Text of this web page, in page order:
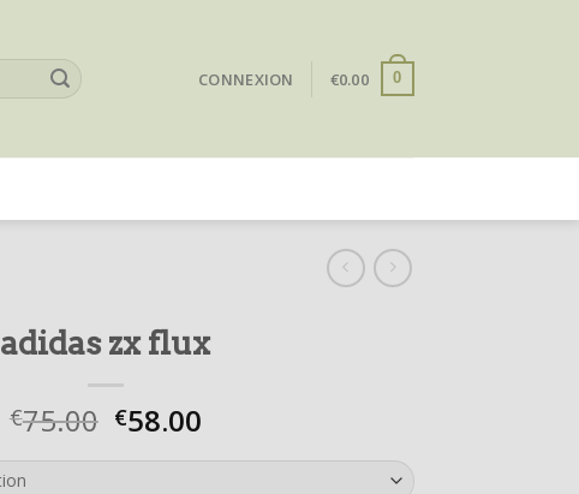
CONNEXION €0.00 0
adidas zx flux
€75.00 €58.00